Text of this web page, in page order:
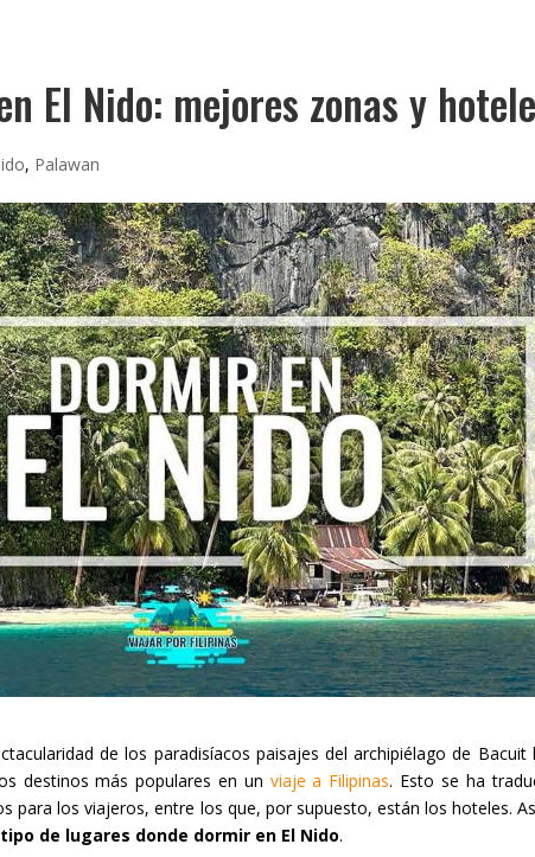
El Nido: mejores zonas y
, Palawan
de los paradisíacos paisajes del archipiélago de Bacuit
destinos más populares en un viaje a Filipinas. Esto se ha
para los viajeros, entre los que, por supuesto, están los hoteles.
de lugares donde dormir en El Nido.